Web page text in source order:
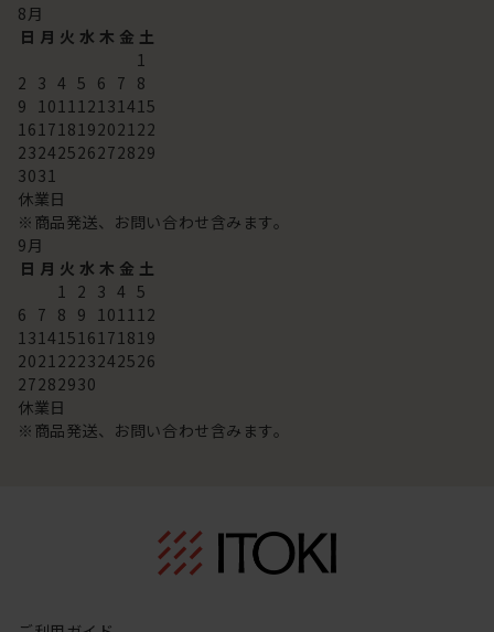
8 月
日 月 火 水 木 金 土
1
2 3 4 5 6 7 8
9
10 11 12 13 14 15
16 17 18 192021 22
23242526272829
3031
休業日
※商品発送、お問い合わせ含みます。
9 月
日 月 火 水 木 金 土
1
2 3 4 5
6 7 8 9 10 11 12
13 14 15 16 17 18 19
2021 2223242526
27282930
休業日
※商品発送、お問い合わせ含みます。